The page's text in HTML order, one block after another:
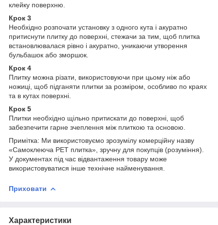
клейку поверхню.
Крок 3
Необхідно розпочати установку з одного кута і акуратно
притиснути плитку до поверхні, стежачи за тим, щоб плитка
встановлювалася рівно і акуратно, уникаючи утворення
бульбашок або зморшок.
Крок 4
Плитку можна різати, використовуючи при цьому ніж або
ножиці, щоб підганяти плитки за розміром, особливо по краях
та в кутах поверхні.
Крок 5
Плитки необхідно щільно притискати до поверхні, щоб
забезпечити гарне зчеплення між плиткою та основою.
Примітка: Ми використовуємо зрозумілу комерційну назву
«Самоклеюча PET плитка», зручну для покупців (розуміння).
У документах під час відвантаження товару може
використовуватися інше технічне найменування.
Приховати
Характеристики